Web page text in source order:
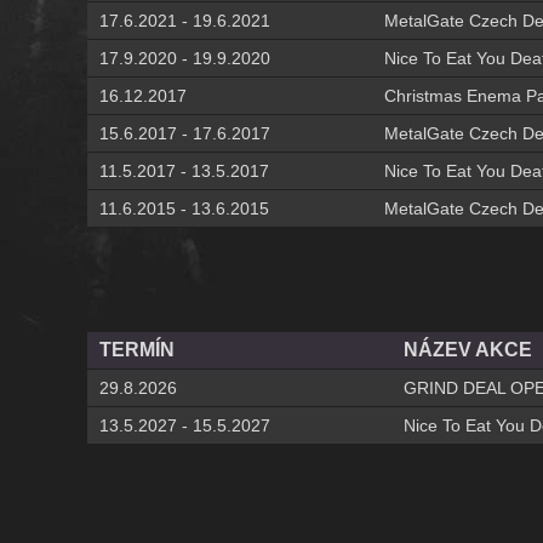
17.6.2021 - 19.6.2021
MetalGate Czech
17.9.2020 - 19.9.2020
Nice To Eat You
16.12.2017
Christmas Enema
15.6.2017 - 17.6.2017
MetalGate Czech
11.5.2017 - 13.5.2017
Nice To Eat You
11.6.2015 - 13.6.2015
MetalGate Czech
TERMÍN NÁZEV AKCE
29.8.2026
GRIND DEAL
13.5.2027 - 15.5.2027
Nice To Eat You